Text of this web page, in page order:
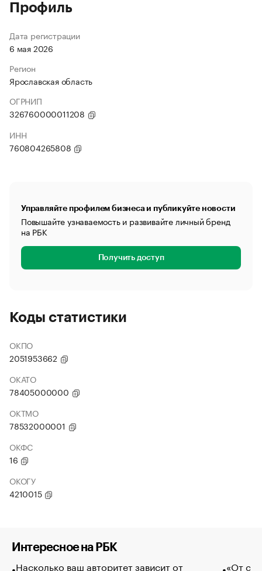
Профиль
Дата регистрации
6 мая 2026
Регион
Ярославская область
ОГРНИП
326760000011208
ИНН
760804265808
Управляйте профилем бизнеса и публикуйте новости
Повышайте узнаваемость и развивайте личный бренд
на РБК
Получить доступ
Коды статистики
ОКПО
2051953662
ОКАТО
78405000000
ОКТМО
78532000001
ОКФС
16
ОКОГУ
4210015
Интересное на РБК
Насколько ваш авторитет зависит от
«От